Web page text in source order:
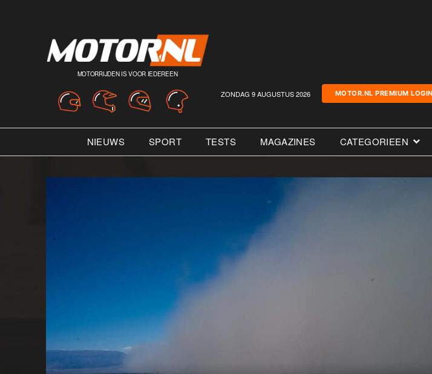
MOTORRIJDEN IS VOOR IEDEREEN
ZONDAG 9 AUGUSTUS 2026 MOTOR.NL PREMIUM LOGIN
NIEUWS SPORT TESTS MAGAZINES CATEGORIEEN